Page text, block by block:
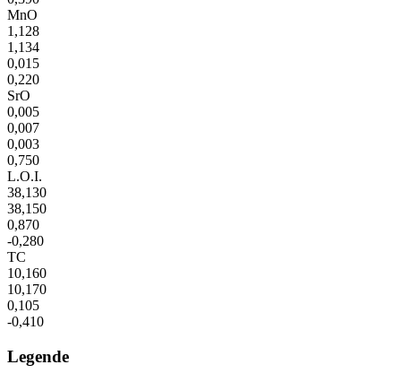
MnO
1,128
1,134
0,015
0,220
SrO
0,005
0,007
0,003
0,750
L.O.I.
38,130
38,150
0,870
-0,280
TC
10,160
10,170
0,105
-0,410
Legende